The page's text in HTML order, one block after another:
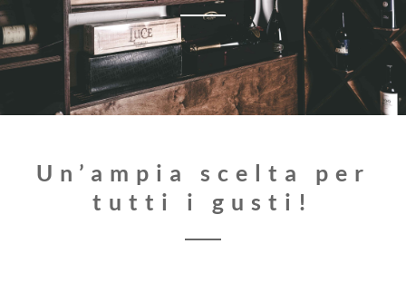
Un’ampia scelta per
tutti i gusti!